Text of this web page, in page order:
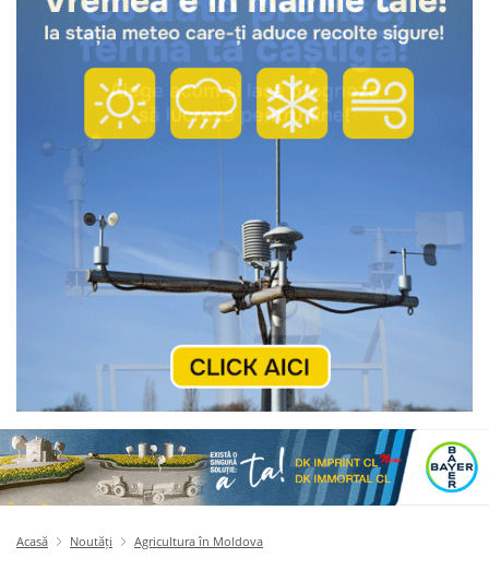
Acasă Noutăți Agricultura în Moldova